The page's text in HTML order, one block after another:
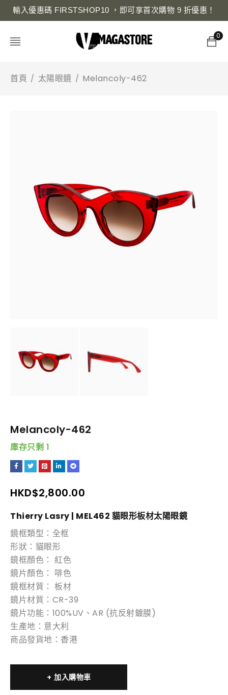
輸入優惠碼 FIRSTSHOP10 ，即可享首次購物 9 折優惠！
0
首頁 / 太陽眼鏡 / Melancoly-462
Melancoly-462
庫存只剩 1
HKD$2,800.00
Thierry Lasry | MEL462 貓眼形板材太陽眼鏡
鏡框類型：全框
形狀：貓眼形
鏡框顏色： 紅色
鏡片顏色： 啡色
鏡框材質： 板材
鏡片材質：CR-39
鏡片功能：100%UV、AR (抗反射鍍膜)
生產地：意大利
商品發貨地：香港
加入購物車